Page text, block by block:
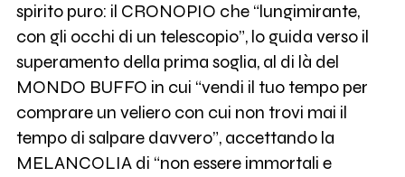
spirito puro: il CRONOPIO che “lungimirante,
con gli occhi di un telescopio”, lo guida verso il
superamento della prima soglia, al di là del
MONDO BUFFO in cui “vendi il tuo tempo per
comprare un veliero con cui non trovi mai il
tempo di salpare davvero”, accettando la
MELANCOLIA di “non essere immortali e